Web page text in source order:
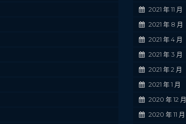
2021 年 11 月
2021 年 8 月
2021 年 4 月
2021 年 3 月
2021 年 2 月
2021 年 1 月
2020 年 12 月
2020 年 11 月